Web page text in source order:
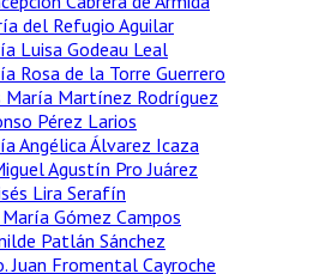
del Refugio Aguilar
Luisa Godeau Leal
Rosa de la Torre Guerrero
María Martínez Rodríguez
Pérez Larios
Angélica Álvarez Icaza
Agustín Pro Juárez
Lira Serafín
María Gómez Campos
Patlán Sánchez
Juan Fromental Cayroche